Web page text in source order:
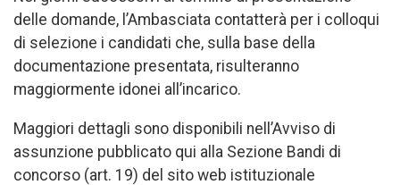
delle domande, l’Ambasciata contatterà per i colloqui
di selezione i candidati che, sulla base della
documentazione presentata, risulteranno
maggiormente idonei all’incarico.
Maggiori dettagli sono disponibili nell’Avviso di
assunzione pubblicato qui alla Sezione Bandi di
concorso (art. 19) del sito web istituzionale